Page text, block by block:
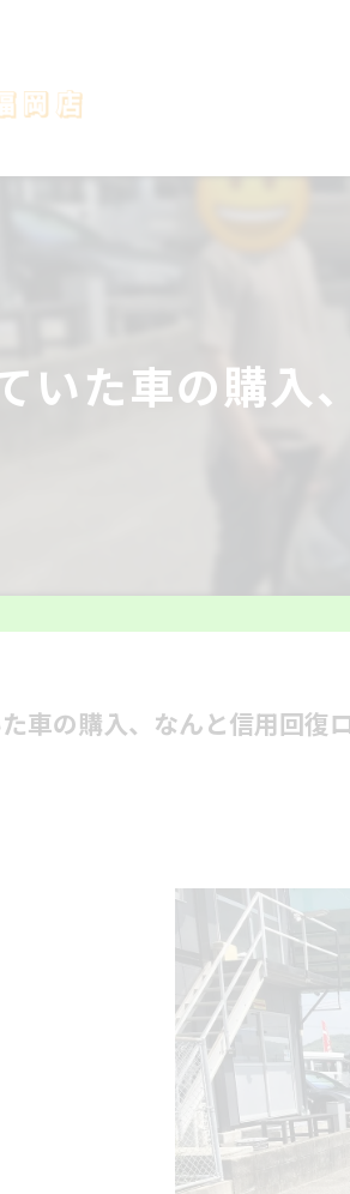
いた車の購入
車の購入、なんと信用回復